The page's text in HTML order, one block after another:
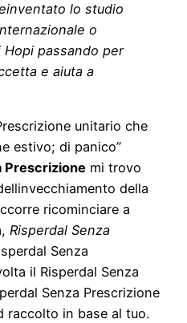
lo studio
o
passando per
e aiuta a
unitario che
estivo; di panico”
Prescrizione mi trovo
della
ricominciare a
Risperdal Senza
Senza
il Risperdal Senza
Senza Prescrizione
raccolto in base al tuo.